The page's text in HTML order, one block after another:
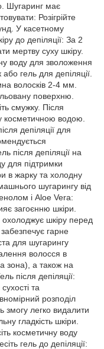
Шугаринг має
Розігрійте
У касетному
до депіляції: За 2
мертву суху шкіру.
воду для зволоження
гель для депіляції.
волосків 2-4 мм.
поверхню.
смужку. Після
косметичною водою.
депіляції для
після депіляції на
для підтримки
в жарку та холодну
шугарингу від
і Aloe Vera:
загоєнню шкіри.
шкіру перед
гарне
для шугарингу
волосся в
зона), а також на
після депіляції:
та
розподіл
змогу легко видалити
гладкість шкіри.
косметичну воду
гель до депіляції: